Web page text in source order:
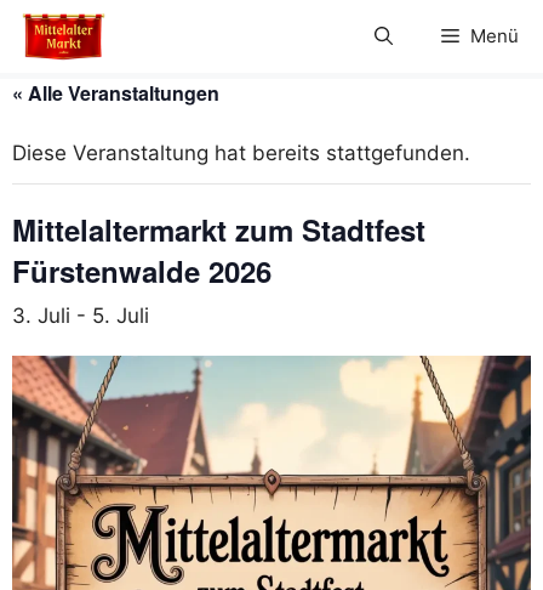
Zum
Inhalt
Menü
« Alle Veranstaltungen
Diese Veranstaltung hat bereits stattgefunden.
Mittelaltermarkt zum Stadtfest
Fürstenwalde 2026
3. Juli - 5. Juli